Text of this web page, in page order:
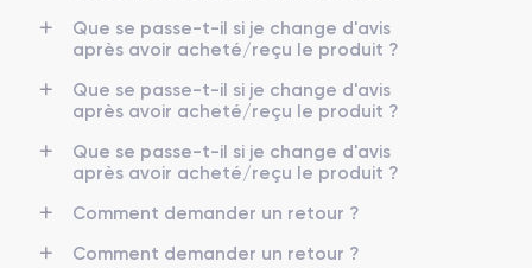
Que se passe-t-il si je change d'avis
après avoir acheté/reçu le produit ?
Que se passe-t-il si je change d'avis
après avoir acheté/reçu le produit ?
Que se passe-t-il si je change d'avis
après avoir acheté/reçu le produit ?
Comment demander un retour ?
Comment demander un retour ?